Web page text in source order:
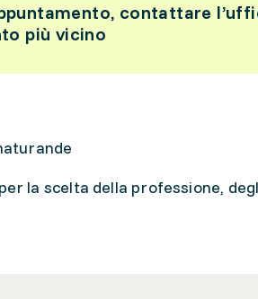
contattare
più vicino
la scelta della professione,